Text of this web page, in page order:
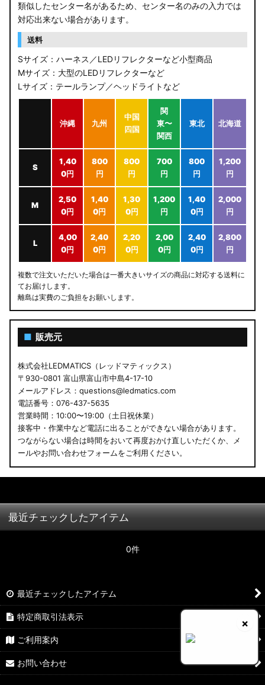
類似したセンター名があるため、センター名のみの入力では
対応出来ない場合があります。
送料
Sサイズ：ハーネス／LEDリフレクターなど小型商品
Mサイズ：大型のLEDリフレクターなど
Lサイズ：テールランプ／ヘッドライトなど
沖縄 九州
中国
四国
関
東〜
関西
東北 北海道
S
1,40
0円
800
円
800
円
700
円
800
円
1,200
円
M
2,50
0円
1,40
0円
1,30
0円
1,200
円
1,40
0円
2,000
円
L
4,00
0円
2,40
0円
2,20
0円
2,00
0円
2,40
0円
2,800
円
複数で注文いただいた場合は一番大きいサイズの商品に対応する送料に
てお届けします。
離島は実費のご負担をお願いします。
■ 販売元
株式会社LEDMATICS（レッドマティックス）
〒930-0801 富山県富山市中島4-17-10
メールアドレス：questions@ledmatics.com
電話番号：076-437-5635
営業時間：10:00〜19:00（土日祝休業）
接客中・作業中など電話に出ることができない場合があります。
つながらない場合は時間をおいて再度おかけ直しいただくか、メ
ールやお問い合わせフォームをご利用ください。
×
最近チェックしたアイテム
0件
最近チェックしたアイテム
特定商取引法表示
ご利用案内
お問い合わせ